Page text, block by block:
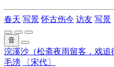
春天 写景 怀古伤今 访友 写景
音
浣溪沙（松斋夜雨留客，戏追
毛滂
〔宋代〕